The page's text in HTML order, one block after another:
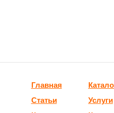
Главная
Статьи
Услуги